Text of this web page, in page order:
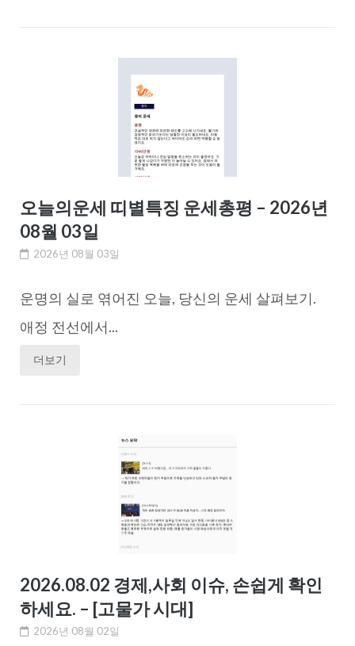
오늘의운세 띠별특징 운세총평 – 2026년
08월 03일
2026년 08월 03일
운명의 실로 엮어진 오늘, 당신의 운세 살펴보기.
애정 전선에서...
더보기
2026.08.02 경제,사회 이슈, 손쉽게 확인
하세요. – [고물가 시대]
2026년 08월 02일